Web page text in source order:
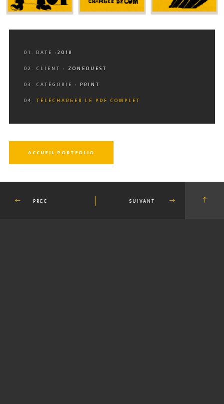
PREC SUIVANT
01. DATE :2018
02. CLIENT : ZONEOUEST
03. CATÉGORIE : PRINT
04. TÉLÉCHARGER LE PDF COMPLET
ACCUEIL PORTFOLIO